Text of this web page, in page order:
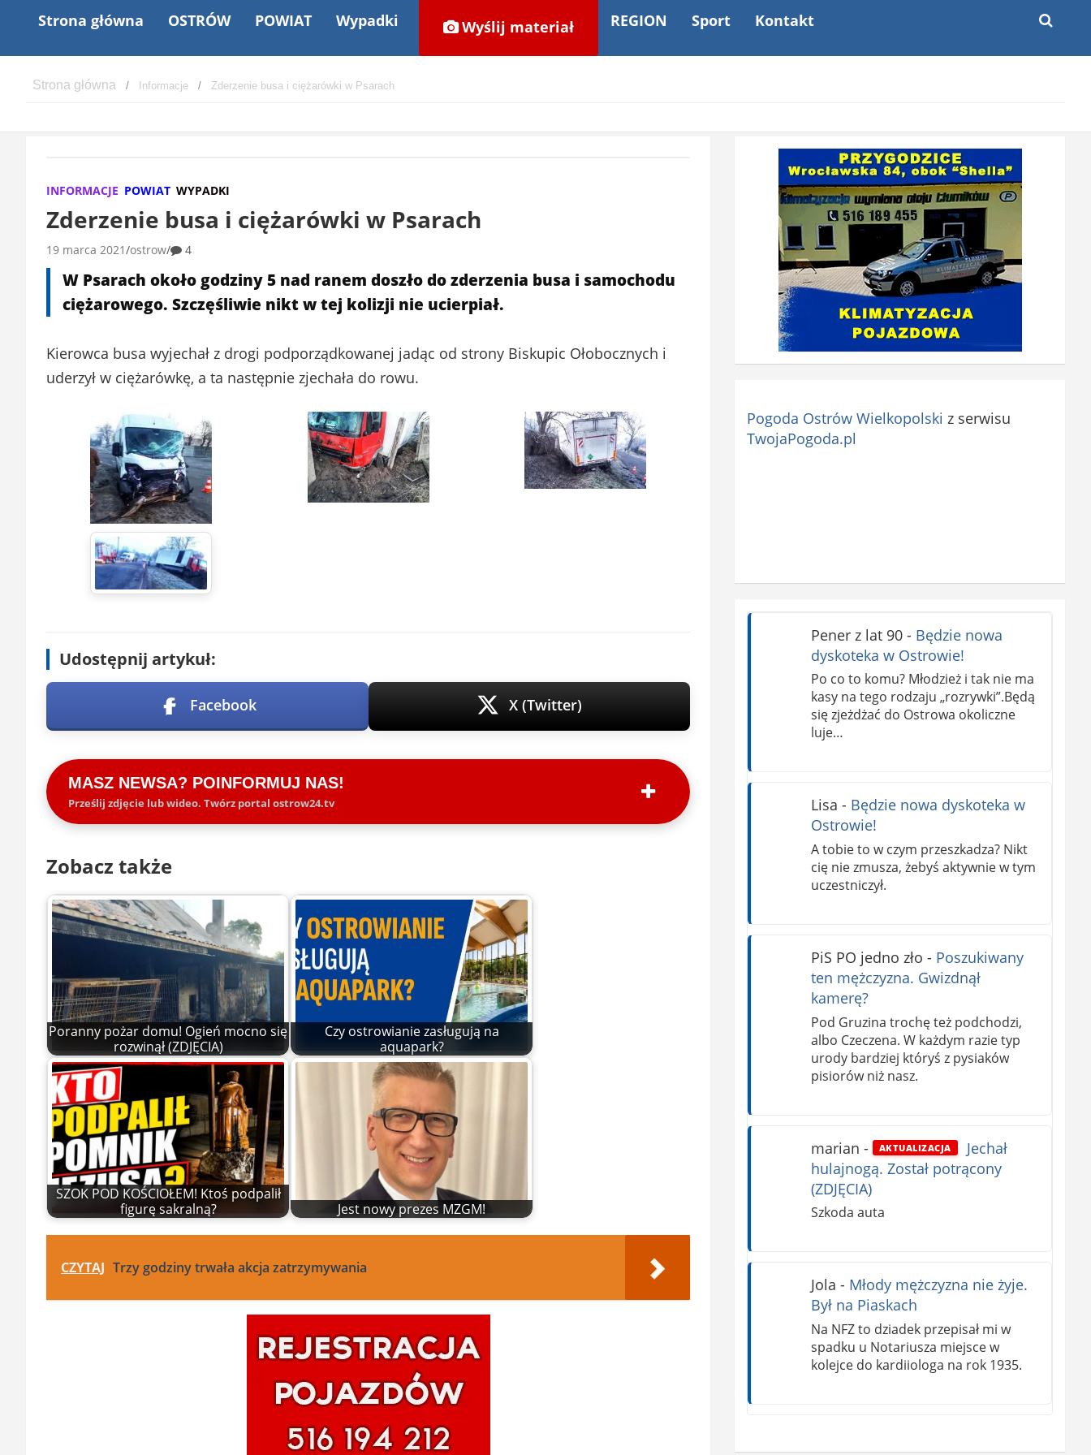
Strona główna OSTRÓW POWIAT Wypadki Wyślij materiał REGION Sport Kontakt
Informacje Zderzenie busa i ciężarówki w Psarach
INFORMACJE POWIAT WYPADKI
Zderzenie busa i ciężarówki w Psarach
19 marca 2021 ostrow 4
W Psarach około godziny 5 nad ranem doszło do zderzenia busa i samochodu
ciężarowego. Szczęśliwie nikt w tej kolizji nie ucierpiał.
Kierowca busa wyjechał z drogi podporządkowanej jadąc od strony Biskupic Ołobocznych i
uderzył w ciężarówkę, a ta następnie zjechała do rowu.
Udostępnij artykuł:
Facebook X (Twitter)
MASZ NEWSA? POINFORMUJ NAS!
Prześlij zdjęcie lub wideo. Twórz portal ostrow24.tv
Zobacz także
Poranny pożar domu! Ogień mocno się
rozwinął (ZDJĘCIA)
Czy ostrowianie zasługują na
aquapark?
SZOK POD KOŚCIOŁEM! Ktoś podpalił
figurę sakralną?
Jest nowy prezes MZGM!
CZYTAJ Trzy godziny trwała akcja zatrzymywania
Pogoda Ostrów Wielkopolski z serwisu
TwojaPogoda.pl
Pener z lat 90- Będzie nowa
dyskoteka w Ostrowie!
Po co to komu? Młodzież i tak nie ma
kasy na tego rodzaju „rozrywki”.Będą
się zjeżdżać do Ostrowa okoliczne
luje…
Lisa - Będzie nowa dyskoteka w
Ostrowie!
A tobie to w czym przeszkadza? Nikt
cię nie zmusza, żebyś aktywnie w tym
uczestniczył.
PiS PO jedno zło - Poszukiwany
ten mężczyzna. Gwizdnął
kamerę?
Pod Gruzina trochę też podchodzi,
albo Czeczena. W każdym razie typ
urody bardziej któryś z pysiaków
pisiorów niż nasz.
marian - AKTUALIZACJA
Jechał
hulajnogą. Został potrącony
(ZDJĘCIA)
Szkoda auta
Jola - Młody mężczyzna nie żyje.
Był na Piaskach
Na NFZ to dziadek przepisał mi w
spadku u Notariusza miejsce w
kolejce do kardiiologa na rok 1935.